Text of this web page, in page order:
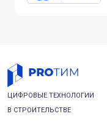
ЦИФРОВЫЕ ТЕХНОЛОГИИ
В СТРОИТЕЛЬСТВЕ